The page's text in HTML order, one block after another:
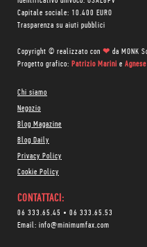
Capitale sociale: 10.400 EURO
Trasparenza su aiuti pubblici
Copyright © realizzato con ❤ da MONK
Progetto grafico: Patrizio Marini e
Chi siamo
Negozio
Blog Magazine
Blog Daily
Privacy Policy
Cookie Policy
CONTATTACI:
06 333.65.45 • 06 333.65.53
Email: info@minimumfax.com